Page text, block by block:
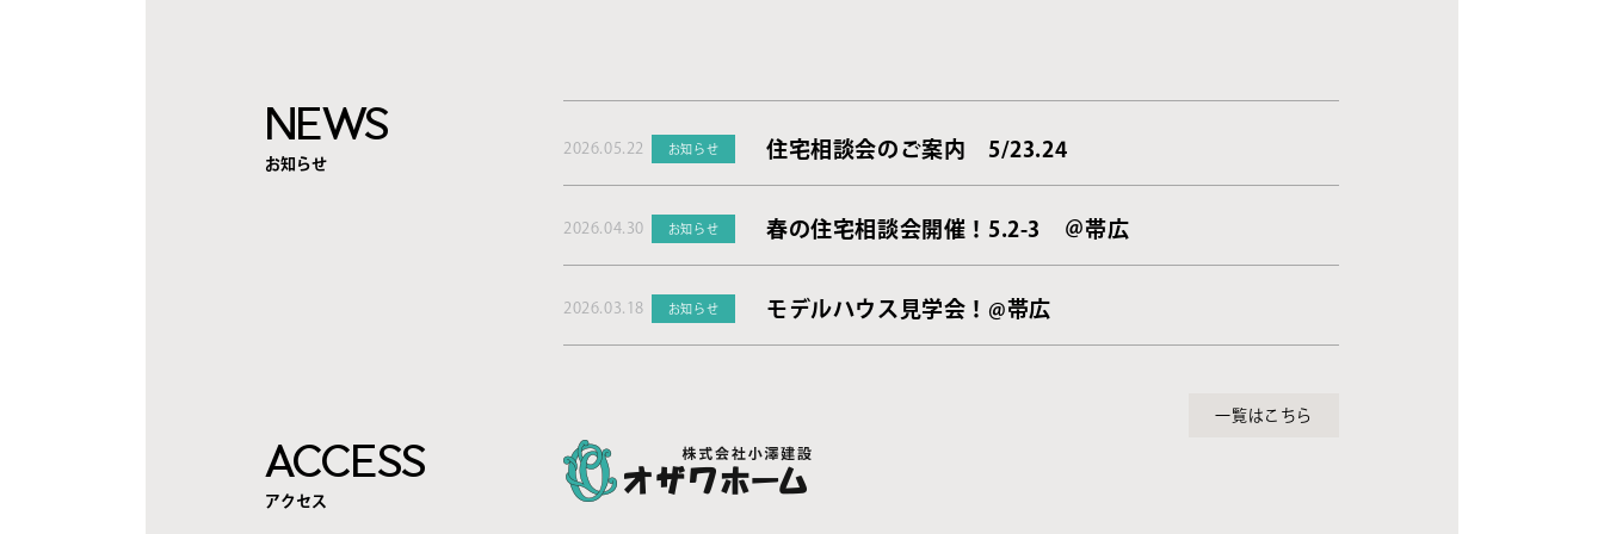
NEWS
お知らせ
2026.05.22 お知らせ 住宅相談会のご案内 5/23.24
2026.04.30 お知らせ 春の住宅相談会開催！5.2-3 ＠帯広
2026.03.18 お知らせ モデルハウス見学会！@帯広
一覧はこちら
ACCESS
アクセス